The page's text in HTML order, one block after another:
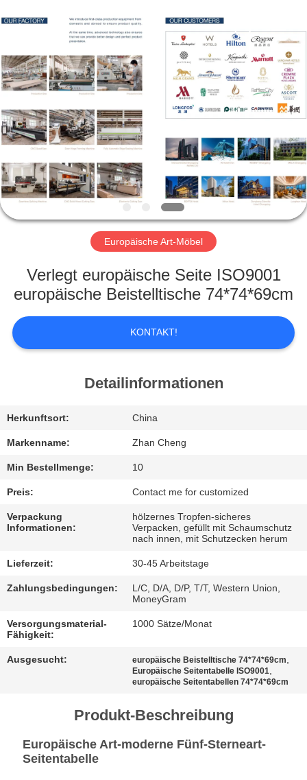
ZU
HAUSE
PRODUKTE
VIDEOS
VR-
ÜBER
UNS
WERKSBESICHTIGUNG
BITTE
UM
EIN
ANGEBOT
DATENSCHUTZ-
BESTIMMUNGEN
ZENCO.
All
Europäische Art-Möbel
Verlegt europäische Seite ISO9001
europäische Beistelltische 74*74*69cm
KONTAKT!
Detailinformationen
Herkunftsort: China
Markenname: Zhan Cheng
Min Bestellmenge: 10
Preis: Contact me for customized
Verpackung
Informationen:
hölzernes Tropfen-sicheres
Verpacken, gefüllt mit Schaumschutz
nach innen, mit Schutzecken herum
Lieferzeit: 30-45 Arbeitstage
Zahlungsbedingungen:
L/C, D/A, D/P, T/T, Western Union,
MoneyGram
Versorgungsmaterial-
Fähigkeit:
1000 Sätze/Monat
Ausgesucht: europäische Beistelltische 74*74*69cm
Europäische Seitentabelle ISO9001
europäische Seitentabellen 74*74*69cm
Produkt-Beschreibung
Europäische Art-moderne Fünf-Sterneart-
Seitentabelle